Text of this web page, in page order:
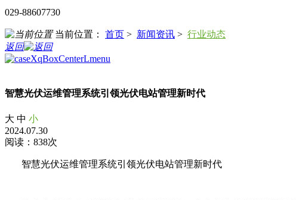
029-88607730
当前位置： 首页 > 新闻资讯 > 行业动态
返回
智慧光伏运维管理系统引领光伏电站管理新时代
大 中 小
2024.07.30
阅读：838次
智慧光伏运维管理系统引领光伏电站管理新时代